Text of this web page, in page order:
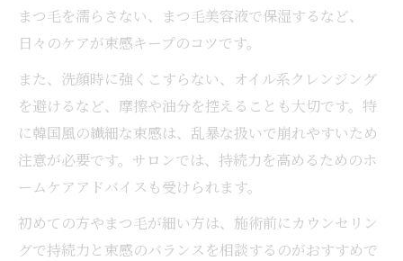
まつ毛を濡らさない、まつ毛美容液で保湿するなど、
日々のケアが束感キープのコツです。
また、洗顔時に強くこすらない、オイル系クレンジング
を避けるなど、摩擦や油分を控えることも大切です。特
に韓国風の繊細な束感は、乱暴な扱いで崩れやすいため
注意が必要です。サロンでは、持続力を高めるためのホ
ームケアアドバイスも受けられます。
初めての方やまつ毛が細い方は、施術前にカウンセリン
グで持続力と束感のバランスを相談するのがおすすめで